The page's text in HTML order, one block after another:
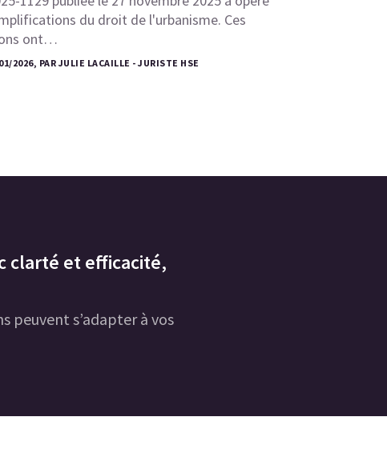
du droit de l'urbanisme. Ces
ont…
2026, PAR JULIE LACAILLE - JURISTE HSE
clarté et efficacité,
peuvent s’adapter à vos